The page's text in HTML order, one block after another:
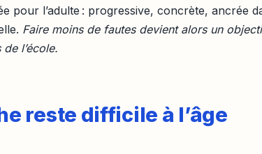
pour l’adulte : progressive, concrète, ancrée
Faire moins de fautes devient alors un
l’école.
reste difficile à l’âge